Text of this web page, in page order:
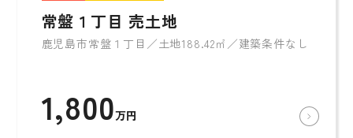
常盤１丁目 売土地
鹿児島市常盤１丁目／土地188.42㎡／建築条件なし
1,800万円